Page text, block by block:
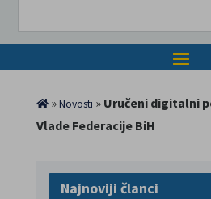
»Novosti » Uručeni digitalni
Vlade Federacije BiH
Najnoviji članci